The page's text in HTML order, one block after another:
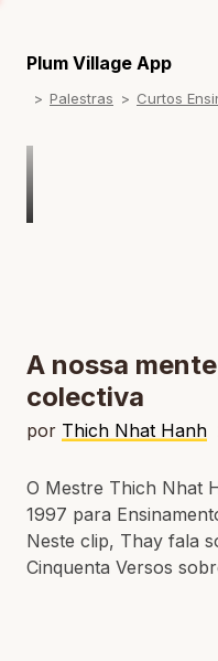
Plum Village App
Palestras Curtos
A nossa
colectiva
por Thich Nhat Hanh
O Mestre Thich Nhat
1997 para
Neste clip, Thay fala
Cinquenta Versos